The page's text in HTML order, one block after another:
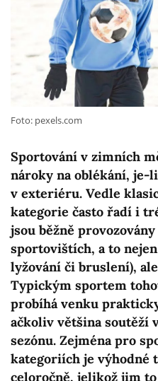
Sportování v zimních
nároky na oblékání, je-
v exteriéru. Vedle
kategorie často řadí i
jsou běžně
sportovištích, a to
lyžování či bruslení),
Typickým sportem
probíhá venku
ačkoliv většina soutěží
sezónu. Zejména pro
kategoriích je výhodné
celoročně, jelikož jim
Foto: pexels.com